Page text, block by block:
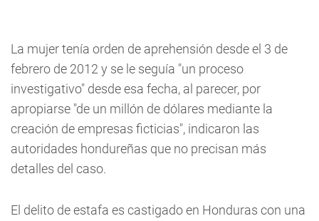
La mujer tenía orden de aprehensión desde el 3 de
febrero de 2012 y se le seguía "un proceso
investigativo" desde esa fecha, al parecer, por
apropiarse "de un millón de dólares mediante la
creación de empresas ficticias", indicaron las
autoridades hondureñas que no precisan más
detalles del caso.
El delito de estafa es castigado en Honduras con una